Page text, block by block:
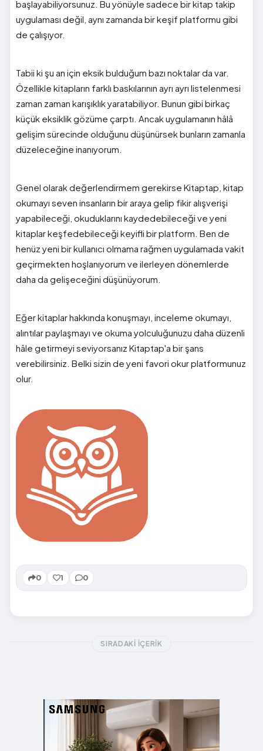
başlayabiliyorsunuz. Bu yönüyle sadece bir kitap takip
uygulaması değil, aynı zamanda bir keşif platformu gibi
de çalışıyor.
Tabii ki şu an için eksik bulduğum bazı noktalar da var.
Özellikle kitapların farklı baskılarının ayrı ayrı listelenmesi
zaman zaman karışıklık yaratabiliyor. Bunun gibi birkaç
küçük eksiklik gözüme çarptı. Ancak uygulamanın hâlâ
gelişim sürecinde olduğunu düşünürsek bunların zamanla
düzeleceğine inanıyorum.
Genel olarak değerlendirmem gerekirse Kitaptap, kitap
okumayı seven insanların bir araya gelip fikir alışverişi
yapabileceği, okuduklarını kaydedebileceği ve yeni
kitaplar keşfedebileceği keyifli bir platform. Ben de
henüz yeni bir kullanıcı olmama rağmen uygulamada vakit
geçirmekten hoşlanıyorum ve ilerleyen dönemlerde
daha da gelişeceğini düşünüyorum.
Eğer kitaplar hakkında konuşmayı, inceleme okumayı,
alıntılar paylaşmayı ve okuma yolculuğunuzu daha düzenli
hâle getirmeyi seviyorsanız Kitaptap'a bir şans
verebilirsiniz. Belki sizin de yeni favori okur platformunuz
olur.
0 1 0
SIRADAKI İÇERIK